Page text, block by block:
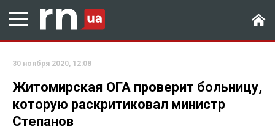
30 ноября 2020, 12:08
Житомирская ОГА проверит больницу,
которую раскритиковал министр
Степанов